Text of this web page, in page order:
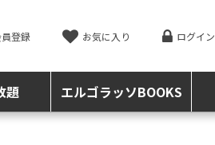
登録 お気に入り ログイン
題 エルゴラッソBOOKS